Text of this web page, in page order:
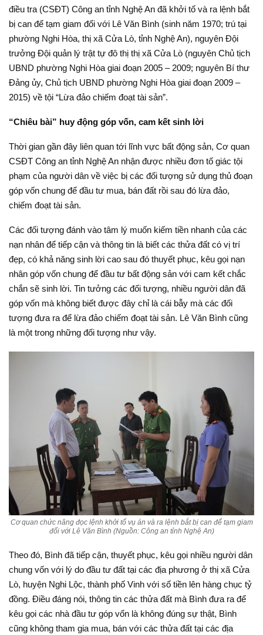
điều tra (CSĐT) Công an tỉnh Nghệ An đã khởi tố và ra lệnh bắt
bị can để tạm giam đối với Lê Văn Bình (sinh năm 1970; trú tại
phường Nghi Hòa, thị xã Cửa Lò, tỉnh Nghệ An), nguyên Đội
trưởng Đội quản lý trật tự đô thị thị xã Cửa Lò (nguyên Chủ tịch
UBND phường Nghi Hòa giai đoạn 2005 – 2009; nguyên Bí thư
Đảng ủy, Chủ tịch UBND phường Nghi Hòa giai đoạn 2009 –
2015) về tội “Lừa đảo chiếm đoạt tài sản”.
“Chiêu bài” huy động góp vốn, cam kết sinh lời
Thời gian gần đây liên quan tới lĩnh vực bất động sản, Cơ quan
CSĐT Công an tỉnh Nghệ An nhận được nhiều đơn tố giác tội
phạm của người dân về việc bị các đối tượng sử dụng thủ đoạn
góp vốn chung để đầu tư mua, bán đất rồi sau đó lừa đảo,
chiếm đoạt tài sản.
Các đối tượng đánh vào tâm lý muốn kiếm tiền nhanh của các
nạn nhân để tiếp cận và thông tin là biết các thửa đất có vị trí
đẹp, có khả năng sinh lời cao sau đó thuyết phục, kêu gọi nạn
nhân góp vốn chung để đầu tư bất động sản với cam kết chắc
chắn sẽ sinh lời. Tin tưởng các đối tượng, nhiều người dân đã
góp vốn mà không biết được đây chỉ là cái bẫy mà các đối
tượng đưa ra để lừa đảo chiếm đoạt tài sản. Lê Văn Bình cũng
là một trong những đối tượng như vậy.
Cơ quan chức năng đọc lệnh khởi tố vụ án và ra lệnh bắt bị can để tạm giam
đối với Lê Văn Bình (Nguồn: Công an tỉnh Nghệ An)
Theo đó, Bình đã tiếp cận, thuyết phục, kêu gọi nhiều người dân
chung vốn với lý do đầu tư đất tại các địa phương ở thị xã Cửa
Lò, huyện Nghi Lộc, thành phố Vinh với số tiền lên hàng chục tỷ
đồng. Điều đáng nói, thông tin các thửa đất mà Bình đưa ra để
kêu gọi các nhà đầu tư góp vốn là không đúng sự thật, Bình
cũng không tham gia mua, bán với các thửa đất tại các địa